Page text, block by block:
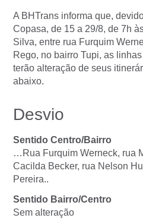
A BHTrans informa que,
Copasa, de 15 a 29/8, de 7h
Silva, entre rua Furquim
Rego, no bairro Tupi, as linhas
terão alteração de seus
abaixo.
Desvio
Sentido Centro/Bairro
…Rua Furquim Werneck, rua
Cacilda Becker, rua Nelson
Pereira..
Sentido Bairro/Centro
Sem alteração